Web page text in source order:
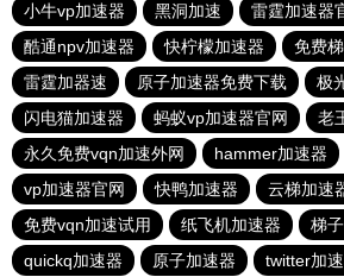
小牛vp加速器
黑洞加速
雷霆加速器
酷通npv加速器
快柠檬加速器
免费
雷霆加器速
原子加速器免费下载 极
闪电猫加速器
蚂蚁vp加速器官网
老
永久免费vqn加速外网
hammer加速器
vp加速器官网
快鸭加速器 云梯加速
免费vqn加速试用
纸飞机加速器
梯
quickq加速器
原子加速器 twitter加